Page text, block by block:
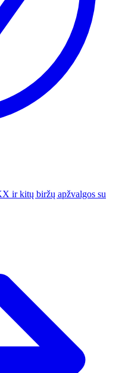
ir kitų biržų apžvalgos su